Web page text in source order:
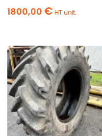
1800,00 € HT unit.